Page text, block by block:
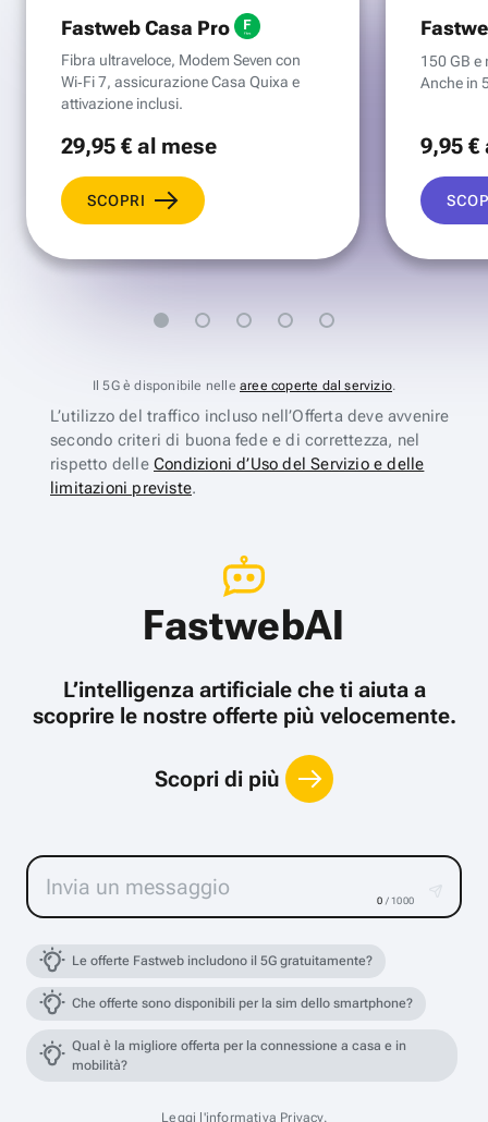
Fastweb Casa Pro
Fibra ultraveloce, Modem Seven con
Wi‑Fi 7, assicurazione Casa Quixa e
attivazione inclusi.
29,95 €al mese
SCOPRI
150 GB e
Anche in
9,95 €
Il 5G è disponibile nelle aree coperte dal servizio.
L’utilizzo del traffico incluso nell’Offerta deve avvenire
secondo criteri di buona fede e di correttezza, nel
rispetto delle Condizioni d’Uso del Servizio e delle
limitazioni previste.
FastwebAI
L’intelligenza artificiale che ti aiuta a
scoprire le nostre offerte più velocemente.
Scopri di più
0 / 1000
Le offerte Fastweb includono il 5G gratuitamente?
Che offerte sono disponibili per la sim dello smartphone?
Qual è la migliore offerta per la connessione a casa e in
mobilità?
Leggi l'informativa Privacy.